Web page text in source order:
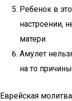
Ребенок в
настроении,
матери.
Амулет
на то
Еврейская